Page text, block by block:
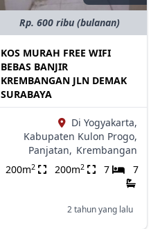
Rp. 600 ribu (bulanan)
KOS MURAH FREE WIFI
BEBAS BANJIR
KREMBANGAN JLN DEMAK
SURABAYA
Di Yogyakarta,
Kabupaten Kulon Progo,
Panjatan, Krembangan
200m2 200m2 7 7
2 tahun yang lalu